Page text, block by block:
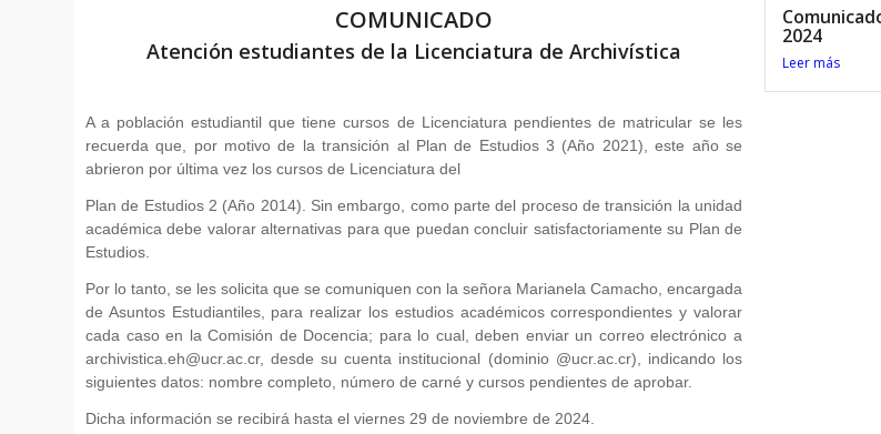
COMUNICADO
Atención estudiantes de la Licenciatura de Archivística
A a población estudiantil que tiene cursos de Licenciatura pendientes de matricular se les
recuerda que, por motivo de la transición al Plan de Estudios 3 (Año 2021), este año se
abrieron por última vez los cursos de Licenciatura del
Plan de Estudios 2 (Año 2014). Sin embargo, como parte del proceso de transición la unidad
académica debe valorar alternativas para que puedan concluir satisfactoriamente su Plan de
Estudios.
Por lo tanto, se les solicita que se comuniquen con la señora Marianela Camacho, encargada
de Asuntos Estudiantiles, para realizar los estudios académicos correspondientes y valorar
cada caso en la Comisión de Docencia; para lo cual, deben enviar un correo electrónico a
archivistica.eh@ucr.ac.cr, desde su cuenta institucional (dominio @ucr.ac.cr), indicando los
siguientes datos: nombre completo, número de carné y cursos pendientes de aprobar.
Dicha información se recibirá hasta el viernes 29 de noviembre de 2024.
2024
Leer más